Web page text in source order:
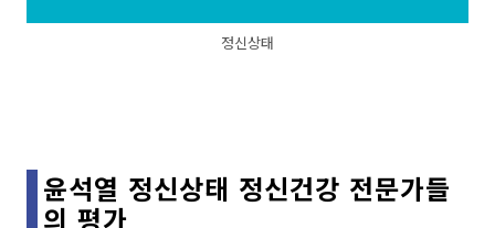
정신상태
윤석열 정신상태 정신건강 전문가들
의 평가